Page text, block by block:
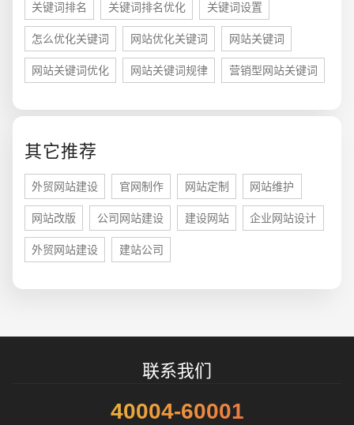
关键词排名 关键词排名优化 关键词设置
怎么优化关键词 网站优化关键词 网站关键词
网站关键词优化 网站关键词规律 营销型网站关键词
其它推荐
外贸网站建设 官网制作 网站定制 网站维护
网站改版 公司网站建设 建设网站 企业网站设计
外贸网站建设 建站公司
联系我们
40004-60001
您的预算 1万-3万 3万-5万 5万-8万
招标项目